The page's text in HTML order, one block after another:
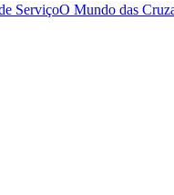
ServiçoO Mundo das